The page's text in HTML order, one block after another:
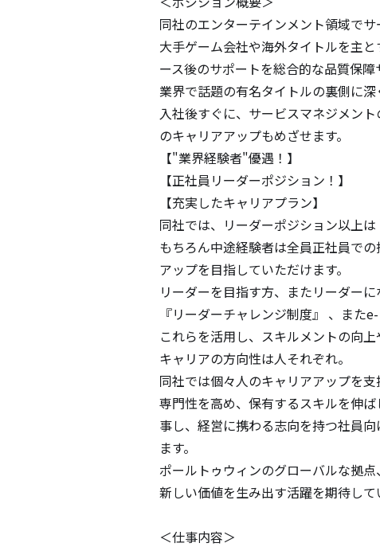
同社のエンターテインメント領域でサ
大手ゲーム会社や海外タイトルを主
ース後のサポートを総合的な品質保障
業界で話題の有名タイトルの裏側に
入社後すぐに、サービスマネジメン
のキャリアアップもめざせます。
【"業界経験者"優遇！】
【正社員リーダーポジション！】
【充実したキャリアプラン】
同社では、リーダーポジション以上
もちろん中途経験者は全員正社員で
アップを目指していただけます。
リーダーを目指す方、またリーダー
『リーダーチャレンジ制度』 、また
これらを活用し、スキルメントの向
キャリアの方向性は人それぞれ。
同社では個々人のキャリアアップを支
専門性を高め、保有するスキルを伸
事し、経営に携わる志向を持つ社員
ます。
ポールトゥウィンのグローバルな拠点
新しい価値を生み出す活躍を期待して
＜仕事内容＞